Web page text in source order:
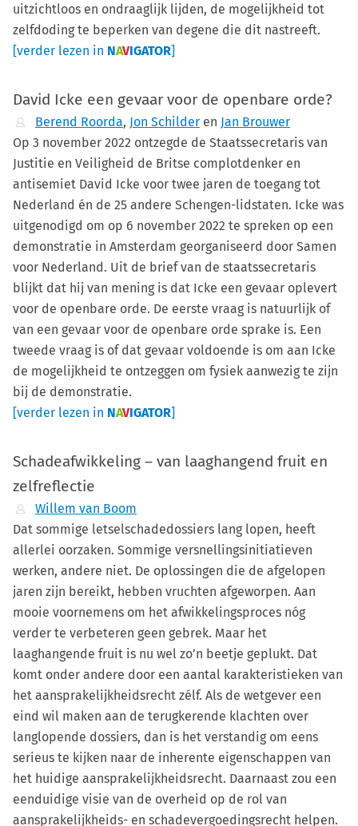
uitzichtloos en ondraaglijk lijden, de mogelijkheid tot
zelfdoding te beperken van degene die dit nastreeft.
[verder lezen in NAVIGATOR]
David Icke een gevaar voor de openbare orde?
Berend Roorda, Jon Schilderen Jan Brouwer
Op 3 november 2022 ontzegde de Staatssecretaris van
Justitie en Veiligheid de Britse complotdenker en
antisemiet David Icke voor twee jaren de toegang tot
Nederland én de 25 andere Schengen-lidstaten. Icke was
uitgenodigd om op 6 november 2022 te spreken op een
demonstratie in Amsterdam georganiseerd door Samen
voor Nederland. Uit de brief van de staatssecretaris
blijkt dat hij van mening is dat Icke een gevaar oplevert
voor de openbare orde. De eerste vraag is natuurlijk of
van een gevaar voor de openbare orde sprake is. Een
tweede vraag is of dat gevaar voldoende is om aan Icke
de mogelijkheid te ontzeggen om fysiek aanwezig te zijn
bij de demonstratie.
[verder lezen in NAVIGATOR]
Schadeafwikkeling – van laaghangend fruit en
zelfreflectie
Willem van Boom
Dat sommige letselschadedossiers lang lopen, heeft
allerlei oorzaken. Sommige versnellingsinitiatieven
werken, andere niet. De oplossingen die de afgelopen
jaren zijn bereikt, hebben vruchten afgeworpen. Aan
mooie voornemens om het afwikkelingsproces nóg
verder te verbeteren geen gebrek. Maar het
laaghangende fruit is nu wel zo’n beetje geplukt. Dat
komt onder andere door een aantal karakteristieken van
het aansprakelijkheidsrecht zélf. Als de wetgever een
eind wil maken aan de terugkerende klachten over
langlopende dossiers, dan is het verstandig om eens
serieus te kijken naar de inherente eigenschappen van
het huidige aansprakelijkheidsrecht. Daarnaast zou een
eenduidige visie van de overheid op de rol van
aansprakelijkheids- en schadevergoedingsrecht helpen.